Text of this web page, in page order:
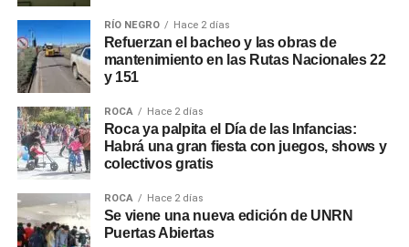
RÍO NEGRO Hace 2 días
Refuerzan el bacheo y las obras de
mantenimiento en las Rutas Nacionales 22
y 151
ROCA Hace 2 días
Roca ya palpita el Día de las Infancias:
Habrá una gran fiesta con juegos, shows y
colectivos gratis
ROCA Hace 2 días
Se viene una nueva edición de UNRN
Puertas Abiertas